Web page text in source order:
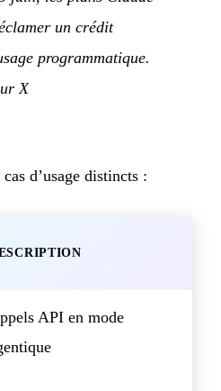
un crédit
programmatique.
X
d’usage distincts :
API en mode